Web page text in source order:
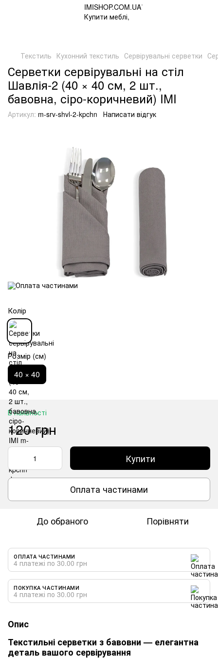
Текстиль Кухонний текстиль Сервірувальні серветки
Серветки сервірувальні на стіл
Шавлія-2 (40 × 40 см, 2 шт.,
бавовна, сіро-коричневий) IMI
Артикул: m-srv-shvl-2-kpchn Написати відгук
Колір
Розмір (см)
40 × 40
В наявності
120 грн
Купити
Оплата частинами
До обраного Порівняти
ОПЛАТА ЧАСТИНАМИ
4 платежі по 30.00 грн
ПОКУПКА ЧАСТИНАМИ
4 платежі по 30.00 грн
Опис
Текстильні серветки з бавовни — елегантна
деталь вашого сервірування